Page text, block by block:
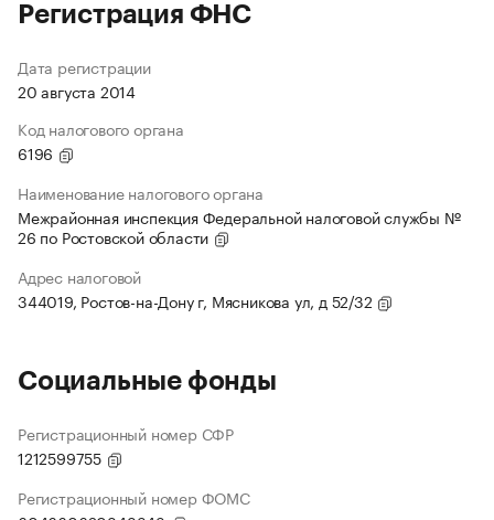
Регистрация ФНС
Дата регистрации
20 августа 2014
Код налогового органа
6196
Наименование налогового органа
Межрайонная инспекция Федеральной налоговой службы №
26 по Ростовской области
Адрес налоговой
344019, Ростов-на-Дону г, Мясникова ул, д 52/32
Социальные фонды
Регистрационный номер СФР
1212599755
Регистрационный номер ФОМС